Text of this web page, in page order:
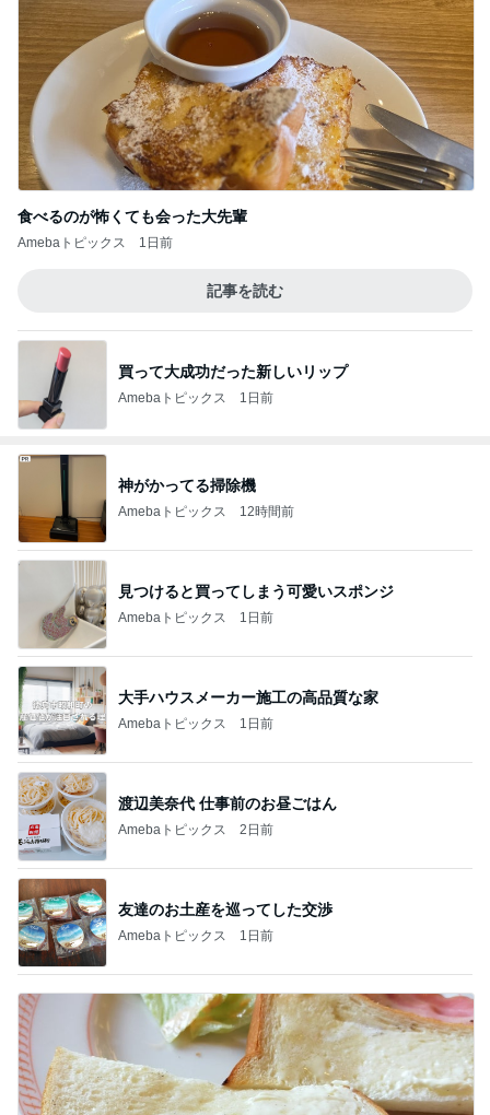
食べるのが怖くても会った大先輩
Amebaトピックス 1日前
記事を読む
買って大成功だった新しいリップ
Amebaトピックス 1日前
神がかってる掃除機
Amebaトピックス 12時間前
見つけると買ってしまう可愛いスポンジ
Amebaトピックス 1日前
大手ハウスメーカー施工の高品質な家
Amebaトピックス 1日前
渡辺美奈代 仕事前のお昼ごはん
Amebaトピックス 2日前
友達のお土産を巡ってした交渉
Amebaトピックス 1日前